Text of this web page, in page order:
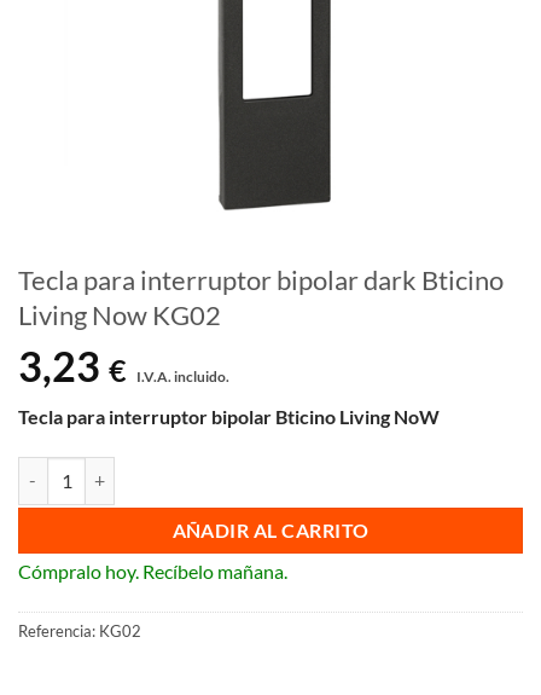
Tecla para interruptor bipolar dark Bticino
Living Now KG02
3,23 € I.V.A. incluido.
Tecla para interruptor bipolar Bticino Living NoW
AÑADIR AL CARRITO
Cómpralo hoy. Recíbelo mañana.
Referencia: KG02